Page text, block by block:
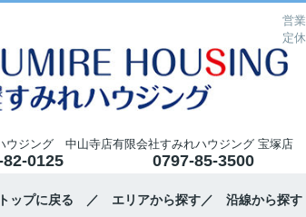
営
定
ウジング 中山寺店
0125
有限会社すみれハウジング 宝塚店
0797-85-3500
トップに戻る ／ エリアから探す／ 沿線から探す